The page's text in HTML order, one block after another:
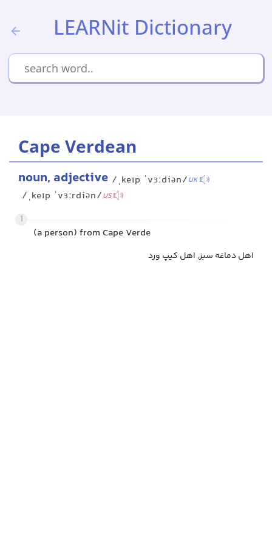
LEARNit Dictionary
Cape Verdean
noun, adjective /ˌkeɪp ˈvɜːdiən/UK
/ˌkeɪp ˈvɜːrdiən/US
1
(a person) from Cape Verde
اهل دماغه سبز, اهل کیپ ورد